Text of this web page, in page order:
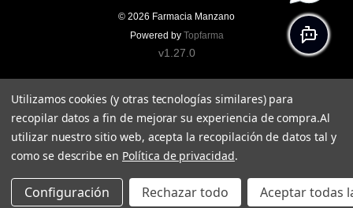
© 2026 Farmacia Manzano
Powered by Topfarma
v1.27.0
Utilizamos cookies (y otras tecnologías similares) para
recopilar datos a fin de mejorar su experiencia de compra.Al
utilizar nuestro sitio web, acepta la recopilación de datos tal y
como se describe en Política de privacidad.
Configuración Rechazar todo Aceptar todas